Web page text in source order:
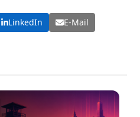
LinkedIn E-Mail